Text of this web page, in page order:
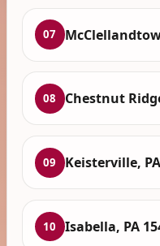
07
08 Chestnut
09 Keisterville,
10 Isabella, PA